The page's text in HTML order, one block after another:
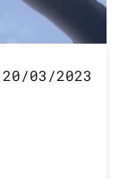
20/03/2023